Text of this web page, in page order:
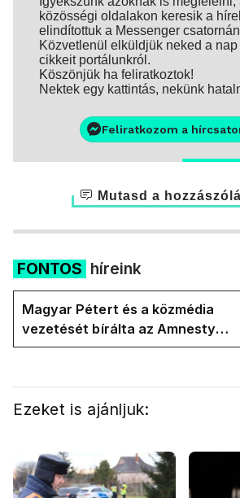
közösségi oldalakon keresik a
elindítottuk a Messenger
Közvetlenül elküldjük neked a
cikkeit portálunkról.
Köszönjük ha feliratkoztok!
Nektek egy kattintás, nekünk
Feliratkozom a
Mutasd a
FONTOS híreink
Magyar Pétert és a közmédia
vezetését bírálta az Amnesty
International a Klubrádióban
Ezeket is ajánljuk: